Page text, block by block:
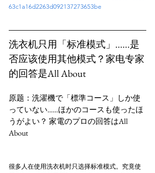
63c1a16d2263d092137273653be
洗衣机只用「标准模式」......是
否应该使用其他模式？家电专家
的回答是All About
原题：洗濯機で「標準コース」しか使
っていない……ほかのコースも使ったほ
うがよい？ 家電のプロの回答はAll
很多人在使用洗衣机时只选择标准模式。究竟使